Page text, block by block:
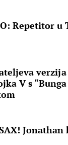
Repetitor
verzija
V s
SAX!